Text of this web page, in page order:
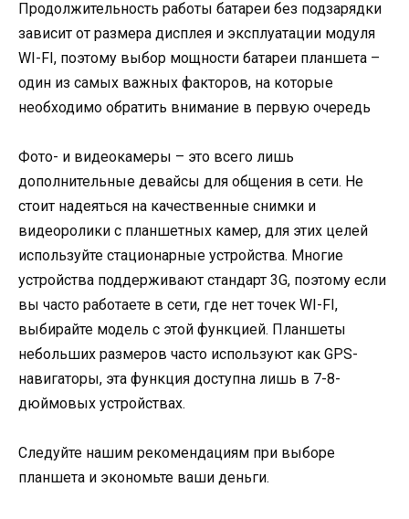
Продолжительность работы батареи без подзарядки
зависит от размера дисплея и эксплуатации модуля
WI-FI, поэтому выбор мощности батареи планшета –
один из самых важных факторов, на которые
необходимо обратить внимание в первую очередь
Фото- и видеокамеры – это всего лишь
дополнительные девайсы для общения в сети. Не
стоит надеяться на качественные снимки и
видеоролики с планшетных камер, для этих целей
используйте стационарные устройства. Многие
устройства поддерживают стандарт 3G, поэтому если
вы часто работаете в сети, где нет точек WI-FI,
выбирайте модель с этой функцией. Планшеты
небольших размеров часто используют как GPS-
навигаторы, эта функция доступна лишь в 7-8-
дюймовых устройствах.
Следуйте нашим рекомендациям при выборе
планшета и экономьте ваши деньги.